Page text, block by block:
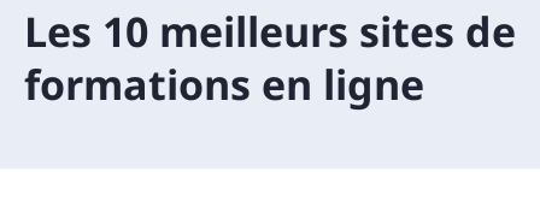
Les 10 meilleurs sites de
formations en ligne